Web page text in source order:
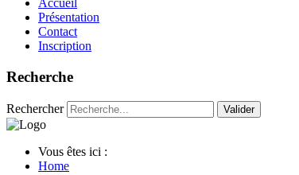
Accueil
Présentation
Contact
Inscription
Recherche
Rechercher Valider
Vous êtes ici :
Home